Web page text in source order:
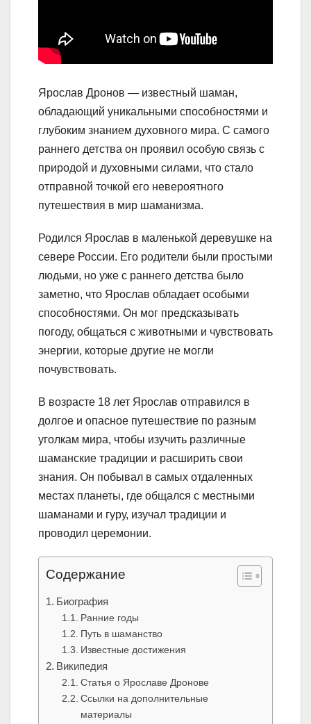
Ярослав Дронов — известный шаман,
обладающий уникальными способностями и
глубоким знанием духовного мира. С самого
раннего детства он проявил особую связь с
природой и духовными силами, что стало
отправной точкой его невероятного
путешествия в мир шаманизма.
Родился Ярослав в маленькой деревушке на
севере России. Его родители были простыми
людьми, но уже с раннего детства было
заметно, что Ярослав обладает особыми
способностями. Он мог предсказывать
погоду, общаться с животными и чувствовать
энергии, которые другие не могли
почувствовать.
В возрасте 18 лет Ярослав отправился в
долгое и опасное путешествие по разным
уголкам мира, чтобы изучить различные
шаманские традиции и расширить свои
знания. Он побывал в самых отдаленных
местах планеты, где общался с местными
шаманами и гуру, изучал традиции и
проводил церемонии.
Содержание
Биография
Ранние годы
Путь в шаманство
Известные достижения
Википедия
Статья о Ярославе Дронове
Ссылки на дополнительные
материалы